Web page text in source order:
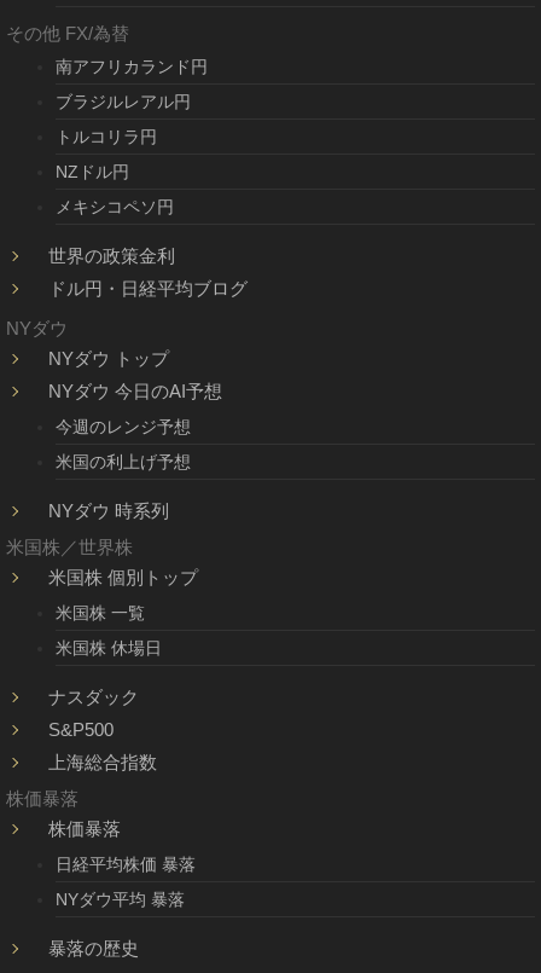
その他 FX/為替
南アフリカランド円
ブラジルレアル円
トルコリラ円
NZドル円
メキシコペソ円
世界の政策金利
ドル円・日経平均ブログ
NYダウ
NYダウ トップ
NYダウ 今日のAI予想
今週のレンジ予想
米国の利上げ予想
NYダウ 時系列
米国株／世界株
米国株 個別トップ
米国株 一覧
米国株 休場日
ナスダック
S&P500
上海総合指数
株価暴落
株価暴落
日経平均株価 暴落
NYダウ平均 暴落
暴落の歴史